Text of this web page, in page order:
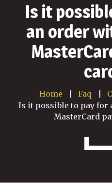
Is it
an order
Home Faq
Is it possible to pay for
MasterCard